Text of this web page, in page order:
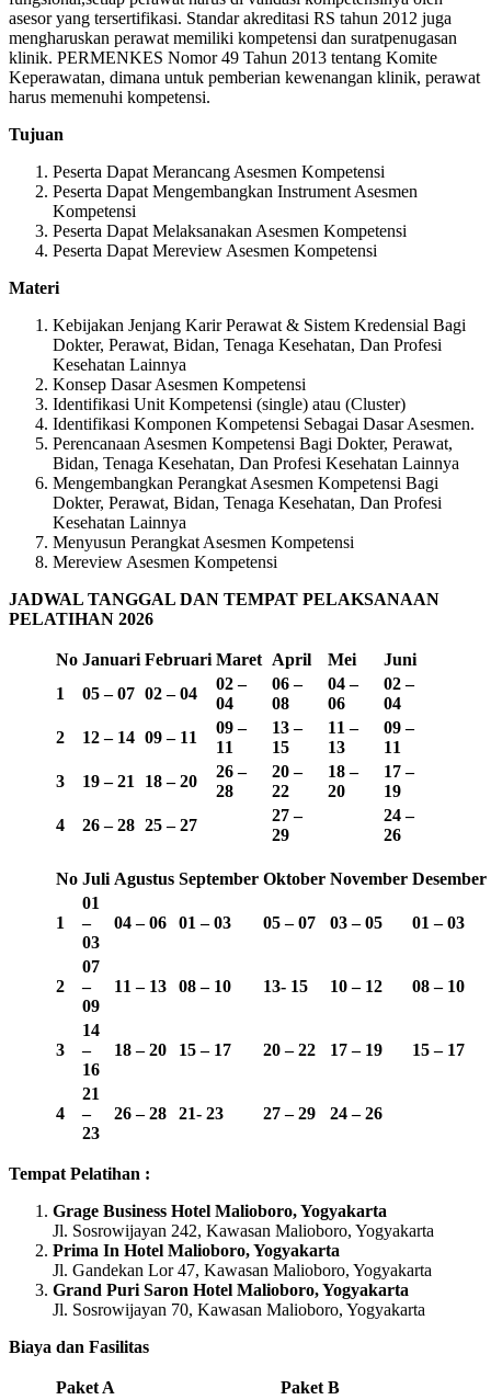
asesor yang tersertifikasi. Standar akreditasi RS tahun 2012 juga
mengharuskan perawat memiliki kompetensi dan suratpenugasan
klinik. PERMENKES Nomor 49 Tahun 2013 tentang Komite
Keperawatan, dimana untuk pemberian kewenangan klinik, perawat
harus memenuhi kompetensi.
Tujuan
Peserta Dapat Merancang Asesmen Kompetensi
Peserta Dapat Mengembangkan Instrument Asesmen
Kompetensi
Peserta Dapat Melaksanakan Asesmen Kompetensi
Peserta Dapat Mereview Asesmen Kompetensi
Materi
Kebijakan Jenjang Karir Perawat & Sistem Kredensial Bagi
Dokter, Perawat, Bidan, Tenaga Kesehatan, Dan Profesi
Kesehatan Lainnya
Konsep Dasar Asesmen Kompetensi
Identifikasi Unit Kompetensi (single) atau (Cluster)
Identifikasi Komponen Kompetensi Sebagai Dasar Asesmen.
Perencanaan Asesmen Kompetensi Bagi Dokter, Perawat,
Bidan, Tenaga Kesehatan, Dan Profesi Kesehatan Lainnya
Mengembangkan Perangkat Asesmen Kompetensi Bagi
Dokter, Perawat, Bidan, Tenaga Kesehatan, Dan Profesi
Kesehatan Lainnya
Menyusun Perangkat Asesmen Kompetensi
Mereview Asesmen Kompetensi
JADWAL TANGGAL DAN TEMPAT PELAKSANAAN
PELATIHAN 2026
No Januari Februari Maret April Mei
Juni
1
05 – 07 02 – 04
02 –
04
06 –
08
04 –
06
02 –
04
2
12 – 14 09 – 11
09 –
11
13 –
15
11 –
13
09 –
11
3
19 – 21 18 – 20
26 –
28
20 –
22
18 –
20
17 –
19
4
26 – 28 25 – 27
27 –
29
24 –
26
No Juli Agustus September Oktober November Desember
1
01
–
03
04 – 06 01 – 03 05 – 07 03 – 05 01 – 03
2
07
–
09
11 – 13 08 – 10 13- 15 10 – 12 08 – 10
3
14
–
16
18 – 20 15 – 17 20 – 22 17 – 19 15 – 17
4
21
–
23
26 – 28 21- 23 27 – 29 24 – 26
Tempat Pelatihan :
Grage Business Hotel Malioboro, Yogyakarta
Jl. Sosrowijayan 242, Kawasan Malioboro, Yogyakarta
Prima In Hotel Malioboro, Yogyakarta
Jl. Gandekan Lor 47, Kawasan Malioboro, Yogyakarta
Grand Puri Saron Hotel Malioboro, Yogyakarta
Jl. Sosrowijayan 70, Kawasan Malioboro, Yogyakarta
Biaya dan Fasilitas
Paket A
Paket B